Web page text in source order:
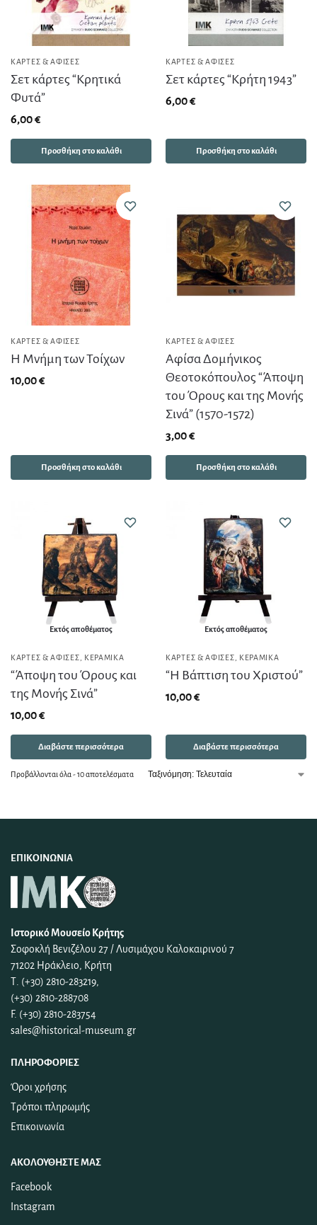
ΚΆΡΤΕΣ & ΑΦΊΣΕΣ
Σετ κάρτες “Κρητικά
Φυτά”
6,00€
Προσθήκη στο καλάθι
ΚΆΡΤΕΣ & ΑΦΊΣΕΣ
Σετ κάρτες “Κρήτη 1943”
6,00€
Προσθήκη στο καλάθι
ΚΆΡΤΕΣ & ΑΦΊΣΕΣ
Η Μνήμη των Τοίχων
10,00€
Προσθήκη στο καλάθι
ΚΆΡΤΕΣ & ΑΦΊΣΕΣ
Αφίσα Δομήνικος
Θεοτοκόπουλος “Άποψη
του Όρους και της Μονής
Σινά” (1570-1572)
3,00€
Προσθήκη στο καλάθι
Εκτός αποθέματος
ΚΆΡΤΕΣ & ΑΦΊΣΕΣ ΚΕΡΑΜΙΚΆ
“Άποψη του Όρους και
της Μονής Σινά”
10,00€
Διαβάστε περισσότερα
Εκτός αποθέματος
ΚΆΡΤΕΣ & ΑΦΊΣΕΣ ΚΕΡΑΜΙΚΆ
“Η Βάπτιση του Χριστού”
10,00€
Διαβάστε περισσότερα
Προβάλλονται όλα - 10 αποτελέσματα
ΕΠΙΚΟΙΝΩΝΊΑ
Ιστορικό Μουσείο Κρήτης
Σοφοκλή Βενιζέλου 27 / Λυσιμάχου Καλοκαιρινού 7
71202 Ηράκλειο, Κρήτη
Τ. (+30) 2810-283219,
(+30) 2810-288708
F. (+30) 2810-283754
sales@historical-museum.gr
ΠΛΗΡΟΦΟΡΊΕΣ
Όροι χρήσης
Τρόποι πληρωμής
Επικοινωνία
ΑΚΟΛΟΥΘΉΣΤΕ ΜΑΣ
Facebook
Instagram